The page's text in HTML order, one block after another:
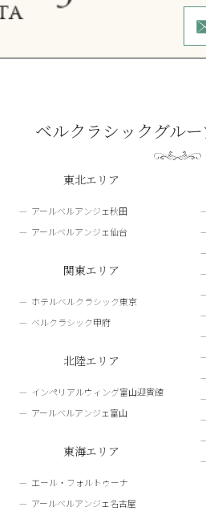
ベルクラシックグル
東北エリア
アールベルアンジェ秋田
アールベルアンジェ仙台
関東エリア
ホテルベルクラシック東京
ベルクラシック甲府
北陸エリア
インペリアルウィング富山迎賓館
アールベルアンジェ富山
東海エリア
エール・フォルトゥーナ
アールベルアンジェ名古屋